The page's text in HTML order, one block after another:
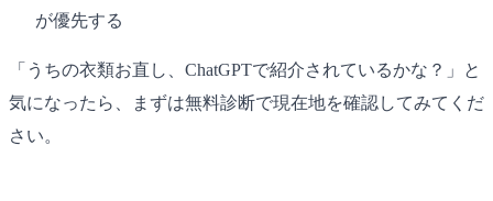
が優先する
「うちの衣類お直し、ChatGPTで紹介されているかな？」と
気になったら、まずは無料診断で現在地を確認してみてくだ
さい。